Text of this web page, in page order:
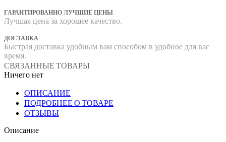
ГАРАНТИРОВАННО ЛУЧШИЕ ЦЕНЫ
Лучшая цена за хорошее качество.
ДОСТАВКА
Быстрая доставка удобным вам способом в удобное для вас
время.
СВЯЗАННЫЕ ТОВАРЫ
Ничего нет
ОПИСАНИЕ
ПОДРОБНЕЕ О ТОВАРЕ
ОТЗЫВЫ
Описание